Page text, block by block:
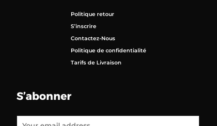
Politique retour
S’inscrire
Contactez-Nous
Politique de confidentialité
Tarifs de Livraison
S’abonner